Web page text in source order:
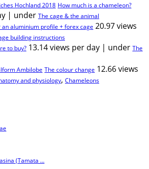
How much is a chameleon?
| under The cage & the animal
aluminium profile + forex cage 20.97 views
building instructions
to buy? 13.14 views per day | under The
The colour change 12.66 views
and physiology, Chameleons
(Tamata ...